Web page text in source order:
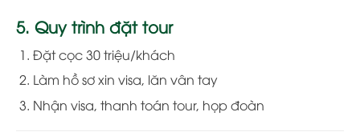
5. Quy trình đặt tour
Đặt cọc 30 triệu/khách
Làm hồ sơ xin visa, lăn vân tay
Nhận visa, thanh toán tour, họp đoàn